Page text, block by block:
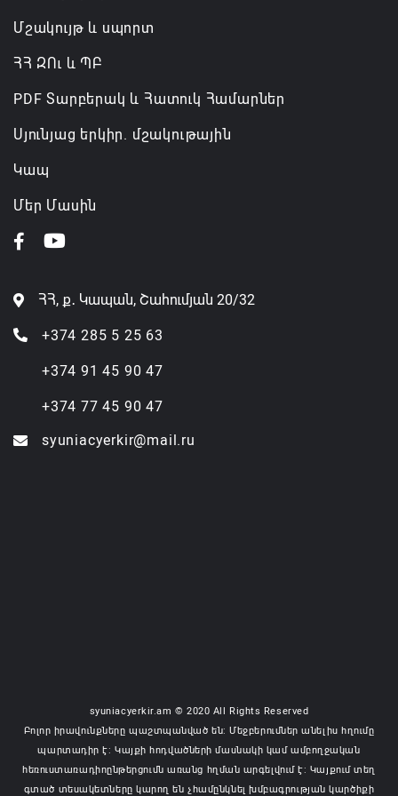
Մշակույթ և սպորտ
ՀՀ ԶՈւ և ՊԲ
PDF Տարբերակ և Հատուկ Համարներ
Սյունյաց երկիր. մշակութային
Կապ
Մեր Մասին
ՀՀ, ք․ Կապան, Շահումյան 20/32
+374 285 5 25 63
+374 91 45 90 47
+374 77 45 90 47
syuniacyerkir@mail.ru
syuniacyerkir.am © 2020 All Rights Reserved
Բոլոր իրավունքները պաշտպանված են: Մեջբերումներ անելիս հղումը
պարտադիր է: Կայքի հոդվածների մասնակի կամ ամբողջական
հեռուստառադիոընթերցումն առանց հղման արգելվում է: Կայքում տեղ
գտած տեսակետները կարող են չհամընկնել խմբագրության կարծիքի